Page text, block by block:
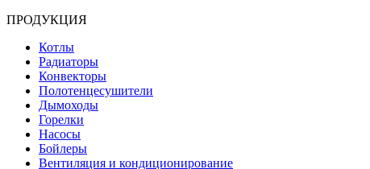
ПРОДУКЦИЯ
Котлы
Радиаторы
Конвекторы
Полотенцесушители
Дымоходы
Горелки
Насосы
Бойлеры
Вентиляция и кондиционирование